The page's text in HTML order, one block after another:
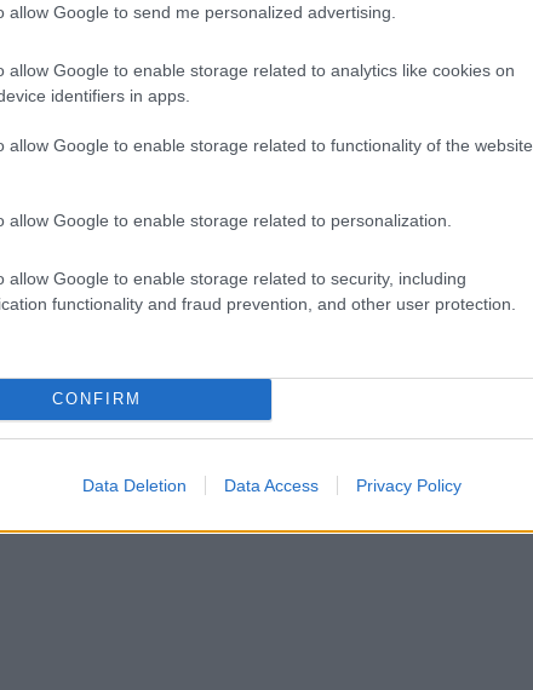
allow Google to send me personalized advertising.
allow Google to enable storage related to analytics like cookies on
identifiers in apps.
allow Google to enable storage related to functionality of the website
allow Google to enable storage related to personalization.
allow Google to enable storage related to security, including
functionality and fraud prevention, and other user protection.
CONFIRM
Data Deletion Data Access Privacy Policy
της χωρας ,από τους τιμιους
μέχρι την εξωκοινοβουλευτική αριστερά
με σύνεση ,αποφασιστικότητα και
που δεν θα εξαρτάται από τα
ατζέντες και θα απελευθερώνει την
γενιάς!
με ισοτητα και στις ευκαιριες και
η ανθρωπινη γνωση της εποχης μας!
και μεσάζοντες, δεν υπηρξαν